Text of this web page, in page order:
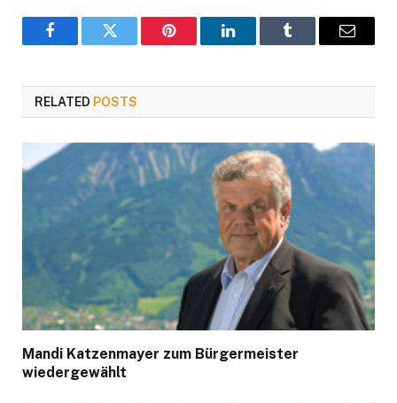
FacebookTwitter Pinterest LinkedInTumblr Email
RELATED POSTS
Mandi Katzenmayer zum Bürgermeister
wiedergewählt